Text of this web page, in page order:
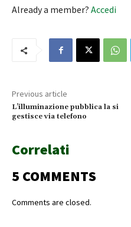
Already a member? Accedi
Previous article
L’illuminazione pubblica la si
gestisce via telefono
Correlati
5 COMMENTS
Comments are closed.